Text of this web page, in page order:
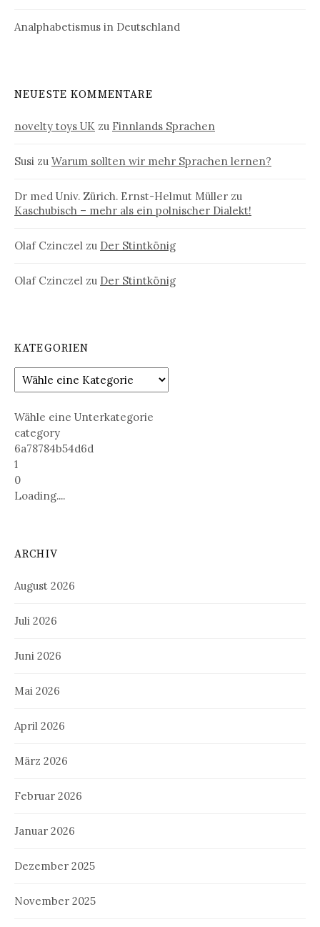
Analphabetismus in Deutschland
NEUESTE KOMMENTARE
novelty toys UK zu Finnlands Sprachen
Susi zu Warum sollten wir mehr Sprachen lernen?
Dr med Univ. Zürich. Ernst-Helmut Müller zu
Kaschubisch – mehr als ein polnischer Dialekt!
Olaf Czinczel zu Der Stintkönig
Olaf Czinczel zu Der Stintkönig
KATEGORIEN
Wähle eine Unterkategorie
category
6a78784b54d6d
1
0
Loading....
ARCHIV
August 2026
Juli 2026
Juni 2026
Mai 2026
April 2026
März 2026
Februar 2026
Januar 2026
Dezember 2025
November 2025